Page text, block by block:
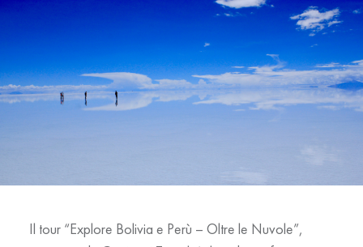
Il tour “Explore Bolivia e Perù – Oltre le Nuvole”,